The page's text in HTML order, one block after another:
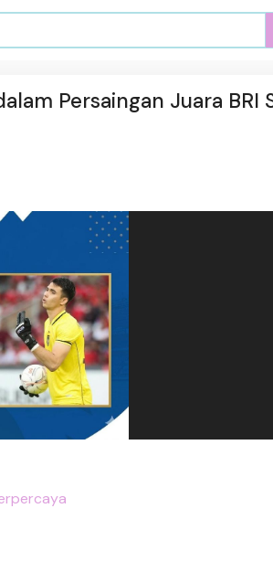
Persaingan Juara BRI